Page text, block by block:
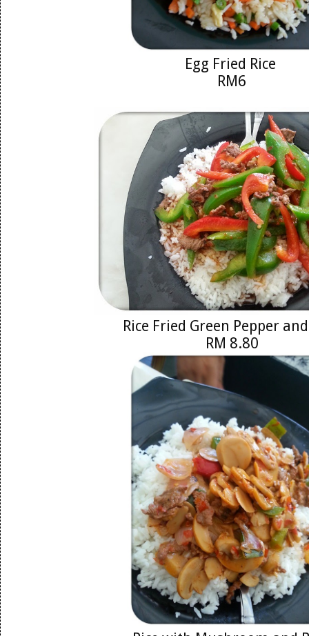
Egg Fried Rice
RM6
Rice Fried Green Pepper
RM 8.80